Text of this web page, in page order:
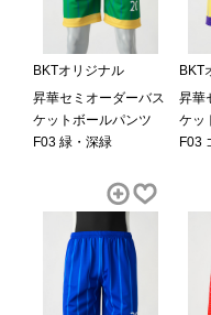
BKTオリジナル
昇華セミオーダーバス
ケットボールパンツ
F03 緑・深緑
BKT
昇華
ケッ
F03